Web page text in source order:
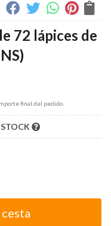
72 lápices de
final del pedido.